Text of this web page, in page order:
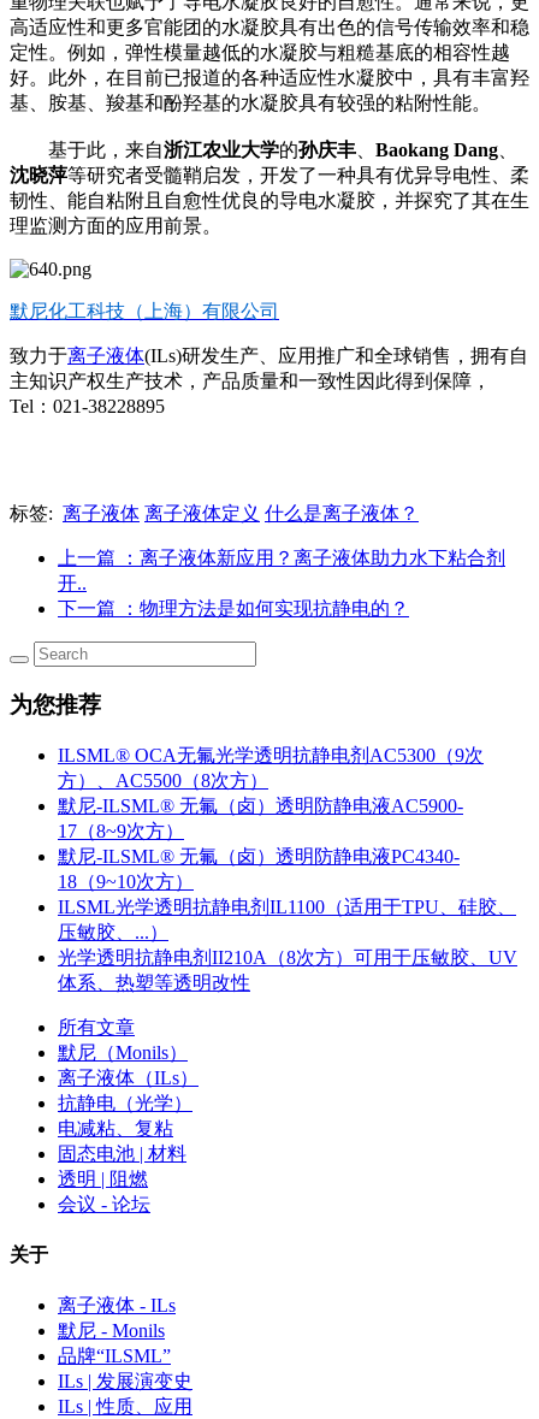
高适应性和更多官能团的水凝胶具有出色的信号传输效率和稳
定性。例如，弹性模量越低的水凝胶与粗糙基底的相容性越
好。此外，在目前已报道的各种适应性水凝胶中，具有丰富羟
基、胺基、羧基和酚羟基的水凝胶具有较强的粘附性能。
基于此，来自浙江农业大学的孙庆丰 Baokang Dang
沈晓萍等研究者受髓鞘启发，开发了一种具有优异导电性、柔
韧性、能自粘附且自愈性优良的导电水凝胶，并探究了其在生
理监测方面的应用前景。
默尼化工科技（上海）有限公司
致力于离子液体(ILs)研发生产、应用推广和全球销售，拥有自
主知识产权生产技术，产品质量和一致性因此得到保障，
Tel：021-38228895
标签: 离子液体 离子液体定义 什么是离子液体？
上一篇
：离子液体新应用？离子液体助力水下粘合剂
开..
下一篇
：物理方法是如何实现抗静电的？
为您推荐
ILSML® OCA无氟光学透明抗静电剂AC5300（9次
方）、AC5500（8次方）
默尼-ILSML® 无氟（卤）透明防静电液AC5900-
17（8~9次方）
默尼-ILSML® 无氟（卤）透明防静电液PC4340-
18（9~10次方）
ILSML光学透明抗静电剂IL1100（适用于TPU、硅胶、
压敏胶、...）
光学透明抗静电剂II210A（8次方）可用于压敏胶、UV
体系、热塑等透明改性
所有文章
默尼（Monils）
离子液体（ILs）
抗静电（光学）
电减粘、复粘
固态电池 | 材料
透明 | 阻燃
会议 - 论坛
关于
离子液体 - ILs
默尼 - Monils
品牌“ILSML”
ILs | 发展演变史
ILs | 性质、应用